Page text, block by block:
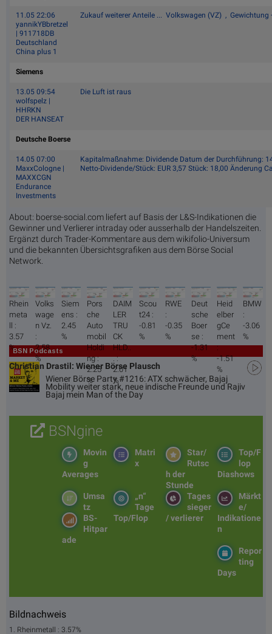
11.05 22:06
yannikYBbretzel
| 911718DB
Deutschland
China plus 1
Zukauf weiterer Anteile ... Volkswagen (VZ) , Gewichtung
Siemens
13.05 09:54
wolfspelz |
HHRKN
DER HANSEAT
Die Luft ist raus
Deutsche Boerse
14.05 07:00
MaxxCologne |
MAXXCGN
Endurance
Investments
Kapitalmaßnahme: Dividende Datum der Durchführung:
Netto-Dividende/Stück: EUR 3,57 Stück: 18,00 Änderung
About: boerse-social.com liefert auf Basis der L&S-Indikationen die
Gewinner und Verlierer intraday oder ausserhalb der Handelszeiten.
Ergänzt durch Trader-Kommentare aus dem wikifolio-Universum
und die bekannten Übersichtsgrafiken aus dem Börse Social
Network.
Rhein
meta
ll :
3.57
%
Volks
wage
n Vz.
:
2.58
%
Siem
ens :
2.45
%
Pors
che
Auto
mobil
Holdi
ng :
2.25
%
DAIM
LER
TRU
CK
HLD..
. :
2.01
%
Scou
t24 :
-0.81
%
RWE
:
-0.35
%
Deut
sche
Boer
se :
-1.31
%
Heid
elber
gCe
ment
:
-1.51
%
BMW
:
-3.06
%
BSN Podcasts
Christian Drastil: Wiener Börse Plausch
Wiener Börse Party #1216: ATX schwächer, Bajaj
Mobility weiter stark, neue indische Freunde und Rajiv
Bajaj mein Man of the Day
BSNgine
Top/F
lop
Diashows
Star/
Rutsc
h der
Stunde
Matri
x
Movin
g
Averages
Märkt
e/
Indikatione
n
Tages
sieger
/ verlierer
„n“
Tage
Top/Flop
Umsa
tz
BS-
Hitpar
ade
Repor
ting
Days
Bildnachweis
1. Rheinmetall : 3.57%